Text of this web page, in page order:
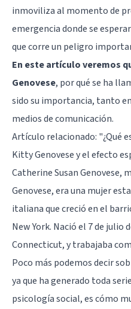
inmoviliza al momento de
emergencia donde se
que corre un peligro
En este artículo veremos
Genovese, por qué se ha
sido su importancia, tanto
medios de comunicación.
Artículo relacionado: "¿Qué
Kitty Genovese y el efecto
Catherine Susan Genovese,
Genovese, era una mujer
italiana que creció en el
New York. Nació el 7 de julio
Connecticut, y trabajaba
Poco más podemos decir
ya que ha generado toda
psicología social, es cómo